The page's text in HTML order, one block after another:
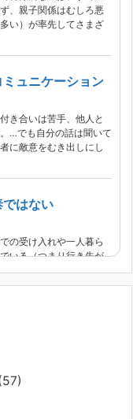
、親子関係はむしろ悪
い）が率先してさまざ
ミュニケーション
き合いは苦手、他人と
…でも自分の話は聞いて
に敵意をむき出しにし
はない
の受け入れや一人暮ら
いる（つまり行き先が
院を急かされ、家族が
た家族へ──退院
こちらのnoteは、
支援の現場で行なって
きをみ